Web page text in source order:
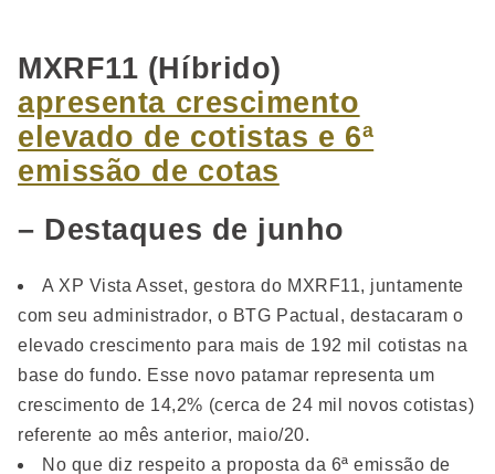
MXRF11 (Híbrido)
apresenta crescimento
elevado de cotistas e 6ª
emissão de cotas
– Destaques de junho
A XP Vista Asset, gestora do MXRF11, juntamente
com seu administrador, o BTG Pactual, destacaram o
elevado crescimento para mais de 192 mil cotistas na
base do fundo. Esse novo patamar representa um
crescimento de 14,2% (cerca de 24 mil novos cotistas)
referente ao mês anterior, maio/20.
No que diz respeito a proposta da 6ª emissão de